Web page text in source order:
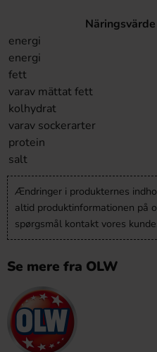
energi
energi
fett
varav mättat fett
kolhydrat
varav sockerarter
protein
salt
Ændringer i produkternes
altid produktinformationen på
spørgsmål kontakt vores
Se mere fra OLW